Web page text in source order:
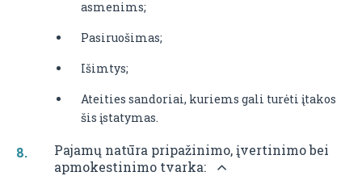
asmenims;
Pasiruošimas;
Išimtys;
Ateities sandoriai, kuriems gali turėti įtakos
šis įstatymas.
Pajamų natūra pripažinimo, įvertinimo bei
apmokestinimo tvarka: